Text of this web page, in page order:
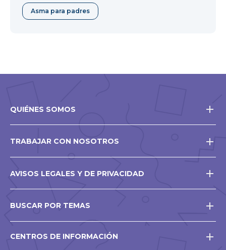
Asma para padres
QUIÉNES SOMOS
TRABAJAR CON NOSOTROS
AVISOS LEGALES Y DE PRIVACIDAD
BUSCAR POR TEMAS
CENTROS DE INFORMACIÓN